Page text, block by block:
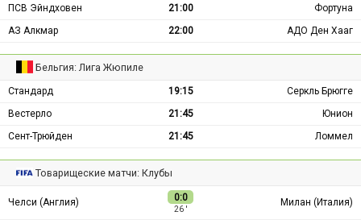
ПСВ Эйндховен 21:00
Фортуна
АЗ Алкмар
22:00 АДО Ден Хааг
Бельгия: Лига Жюпиле
Стандард 19:15
Серкль Брюгге
Вестерло
21:45
Юнион
Сент-Трюйден
21:45 Ломмел
Товарищеские матчи: Клубы
Челси (Англия) 0:0
26 ′
Милан (Италия)